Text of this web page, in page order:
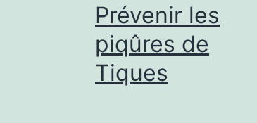
Prévenir les
piqûres de
Tiques